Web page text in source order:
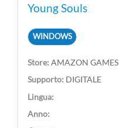
Young Souls
WINDOWS
AMAZON GAMES
DIGITALE